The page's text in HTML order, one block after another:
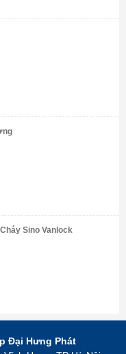
Sino Vanlock
Đại Hưng Phát